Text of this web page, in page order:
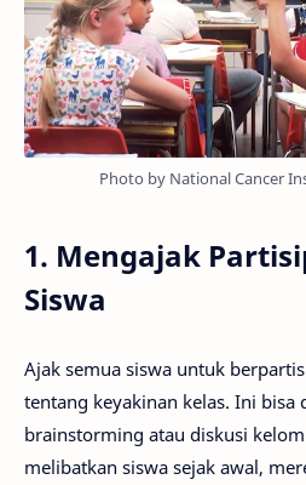
Photo by National Cancer
1. Mengajak
Siswa
Ajak semua siswa untuk
tentang keyakinan kelas. Ini bisa
brainstorming atau diskusi
melibatkan siswa sejak awal,